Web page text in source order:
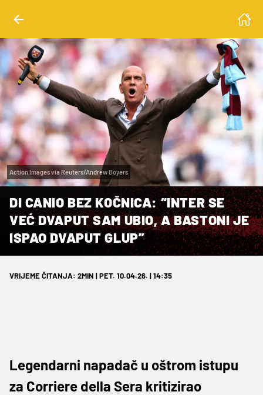
Action Images via Reuters/Andrew Boyers
DI CANIO BEZ KOČNICA: “INTER SE
VEĆ DVAPUT SAM UBIO, A BASTONI JE
ISPAO DVAPUT GLUP”
VRIJEME ČITANJA: 2MIN | PET. 10.04.26. | 14:35
Legendarni napadač u oštrom istupu
za Corriere della Sera kritizirao